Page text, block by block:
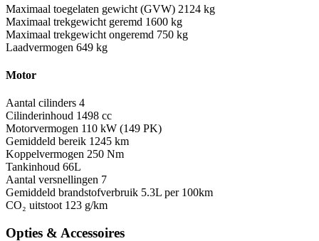
Maximaal toegelaten gewicht (GVW) 2124 kg
Maximaal trekgewicht geremd 1600 kg
Maximaal trekgewicht ongeremd 750 kg
Laadvermogen 649 kg
Motor
Aantal cilinders 4
Cilinderinhoud 1498 cc
Motorvermogen 110 kW (149 PK)
Gemiddeld bereik 1245 km
Koppelvermogen 250 Nm
Tankinhoud 66L
Aantal versnellingen 7
Gemiddeld brandstofverbruik 5.3L per 100km
CO₂ uitstoot 123 g/km
Opties & Accessoires